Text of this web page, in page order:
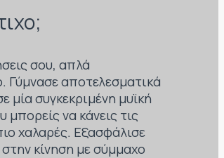
σου, απλά
Γύμνασε αποτελεσματικά
συγκεκριμένη μυϊκή
να κάνεις τις
χαλαρές. Εξασφάλισε
κίνηση με σύμμαχο